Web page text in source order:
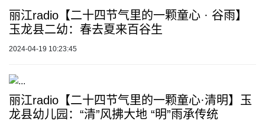
丽江radio【二十四节气里的一颗童心 · 谷雨】
玉龙县二幼：春去夏来百谷生
2024-04-19 10:23:45
丽江radio【二十四节气里的一颗童心·清明】玉
龙县幼儿园：“清”风拂大地 “明”雨承传统